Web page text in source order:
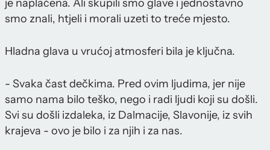
je naplaćena. Ali skupili smo glave i jednostavno
smo znali, htjeli i morali uzeti to treće mjesto.
Hladna glava u vrućoj atmosferi bila je ključna.
- Svaka čast dečkima. Pred ovim ljudima, jer nije
samo nama bilo teško, nego i radi ljudi koji su došli.
Svi su došli izdaleka, iz Dalmacije, Slavonije, iz svih
krajeva - ovo je bilo i za njih i za nas.